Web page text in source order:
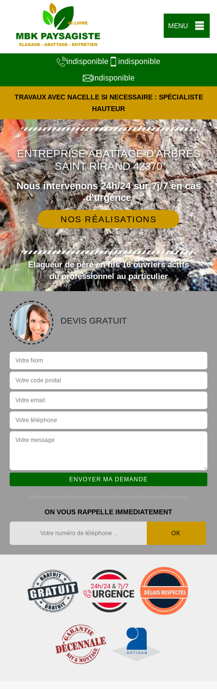
MENU
indisponible
indisponible
indisponible
TRAVAUX AVEC NACELLE SI NECESSAIRE : SPÉCIALISTE
HAUTEUR
ENTREPRISE ABATTAGE D'ARBRES
SAINT RIRAND 42370
Nous intervenons 24h/24 sur 7j/7 en cas
d'urgence
NOS RÉALISATIONS
Elagueur de père en fils 16 ouvriers actifs
du professionnel au particulier
DEVIS GRATUIT
ON VOUS RAPPELLE IMMEDIATEMENT